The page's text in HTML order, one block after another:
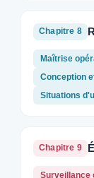
Chapitre 8
Maîtrise
Conception
Situations
Chapitre 9
Surveillance